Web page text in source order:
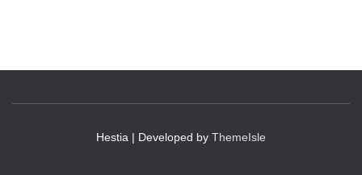
Hestia | Developed by ThemeIsle